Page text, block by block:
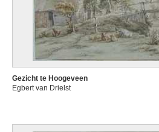
Gezicht te Hoogeveen
Egbert van Drielst